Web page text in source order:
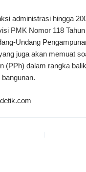
administrasi hingga
PMK Nomor 118
Undang
juga akan memuat
(PPh) dalam rangka
bangunan.